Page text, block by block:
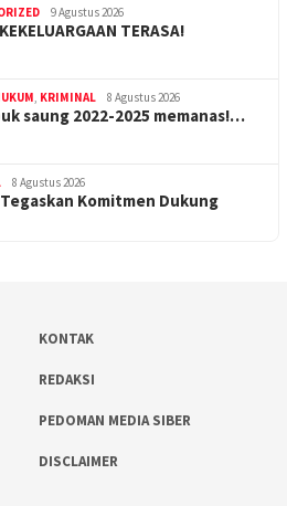
9 Agustus 2026
TERASA!
KRIMINAL 8 Agustus 2026
saung 2022-2025 memanas!…
8 Agustus 2026
Tegaskan Komitmen Dukung
KONTAK
REDAKSI
PEDOMAN MEDIA SIBER
DISCLAIMER